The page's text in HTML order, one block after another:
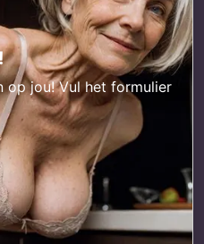
op jou! Vul het formulier